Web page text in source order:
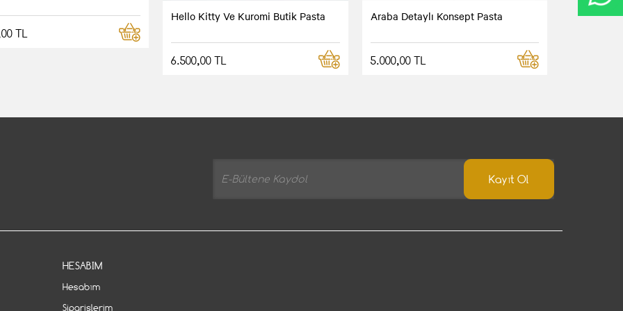
TL
Hello Kitty Ve Kuromi Butik Pasta
6.500,00 TL
Araba Detaylı Konsept Pasta
5.000,00 TL
Kayıt Ol
HESABIM
Hesabım
Siparişlerim